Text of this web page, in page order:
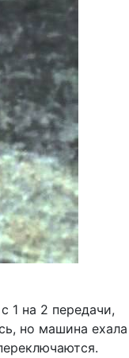
1 на 2 передачи,
но машина ехала